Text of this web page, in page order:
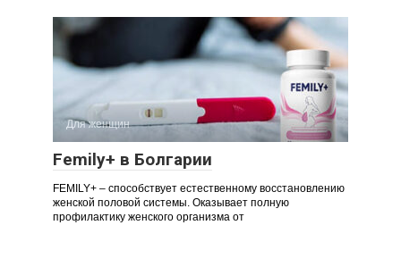
Для женщин
Femily+ в Болгарии
FEMILY+ – способствует естественному восстановлению
женской половой системы. Оказывает полную
профилактику женского организма от